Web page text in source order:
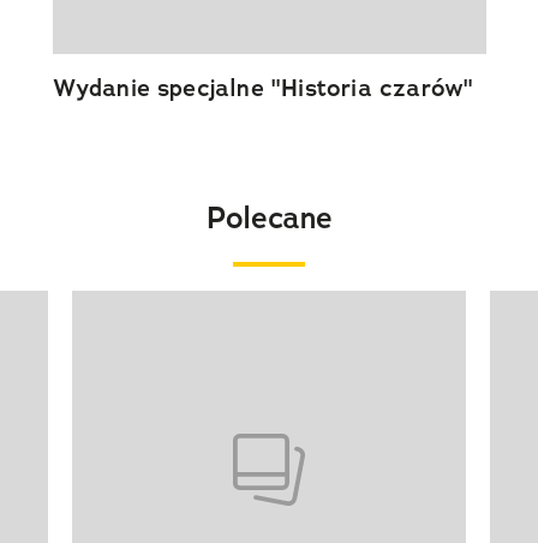
Wydanie specjalne "Historia czarów"
Polecane